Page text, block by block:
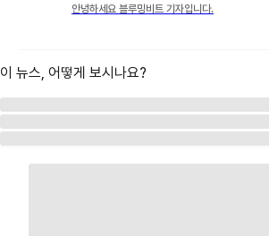
안녕하세요 블루밍비트 기자입니다.
이 뉴스, 어떻게 보시나요?